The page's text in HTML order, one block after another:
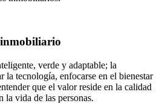
verde y adaptable; la
la tecnología, enfocarse en el bienestar
que el valor reside en la calidad
la vida de las personas.